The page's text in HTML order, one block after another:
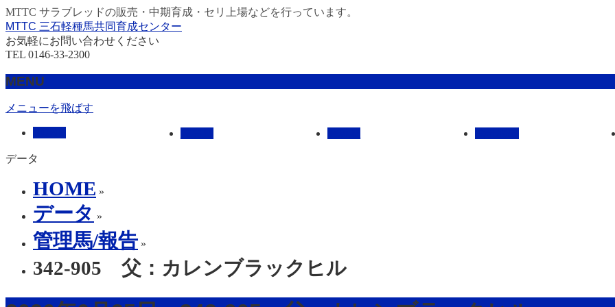
MTTC サラブレッドの販売・中期育成・セリ上場などを行っています。
MTTC 三石軽種馬共同育成センター
お気軽にお問い合わせください
TEL 0146-33-2300
MENU
メニューを飛ばす
データ
HOME »
データ »
管理馬/報告 »
342-905 父：カレンブラックヒル